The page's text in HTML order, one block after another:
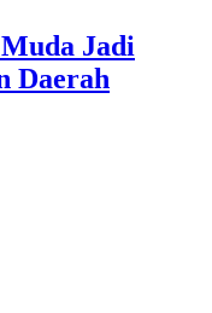
Jadi
Daerah